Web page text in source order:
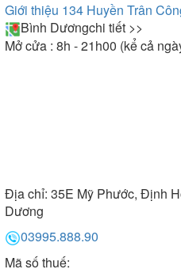
Giới thiệu 134 Huyền Trân
Bình Dươngchi tiết >>
Mở cửa : 8h - 21h00 (kể cả
Địa chỉ: 35E Mỹ Phước, Định
Dương
03995.888.90
Mã số thuế: